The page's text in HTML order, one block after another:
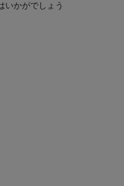
いかがでしょう